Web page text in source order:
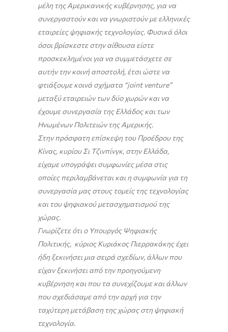
μέλη της Αμερικανικής κυβέρνησης, για να
συνεργαστούν και να γνωριστούν με ελληνικές
εταιρείες ψηφιακής τεχνολογίας. Φυσικά όλοι
όσοι βρίσκεστε στην αίθουσα είστε
προσκεκλημένοι για να συμμετάσχετε σε
αυτήν την κοινή αποστολή, έτσι ώστε να
φτιάξουμε κοινά σχήματα “joint venture”
μεταξύ εταιρειών των δύο χωρών και να
έχουμε συνεργασία της Ελλάδος και των
Ηνωμένων Πολιτειών της Αμερικής.
Στην πρόσφατη επίσκεψη του Προέδρου της
Κίνας, κυρίου Σι Τζινπίνγκ, στην Ελλάδα,
είχαμε υπογράψει συμφωνίες μέσα στις
οποίες περιλαμβάνεται και η συμφωνία για τη
συνεργασία μας στους τομείς της τεχνολογίας
και του ψηφιακού μετασχηματισμού της
χώρας.
Γνωρίζετε ότι ο Υπουργός Ψηφιακής
Πολιτικής, κύριος Κυριάκος Πιερρακάκης έχει
ήδη ξεκινήσει μια σειρά σχεδίων, άλλων που
είχαν ξεκινήσει από την προηγούμενη
κυβέρνηση και που τα συνεχίζουμε και άλλων
που σχεδιάσαμε από την αρχή για την
ταχύτερη μετάβαση της χώρας στη ψηφιακή
τεχνολογία.